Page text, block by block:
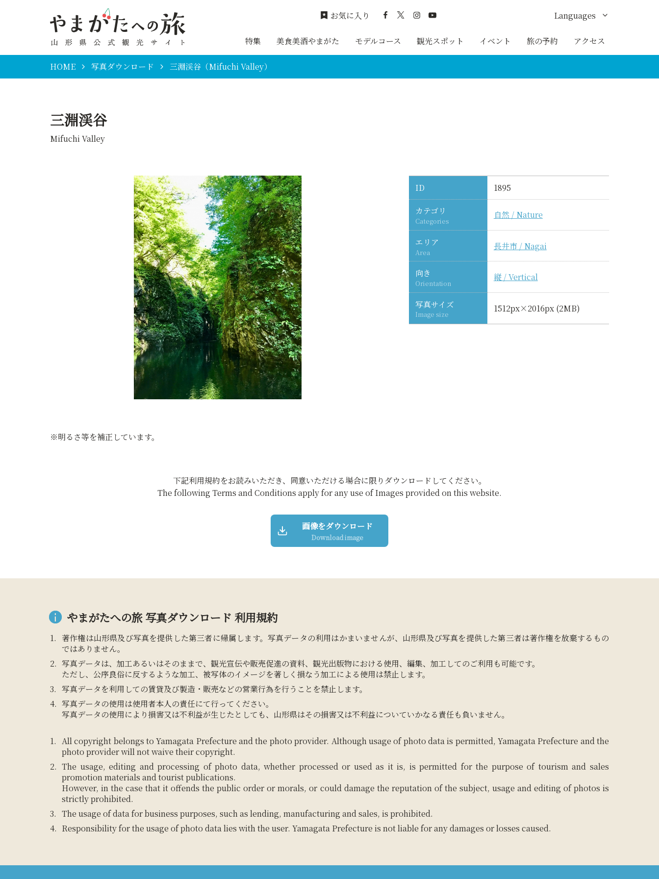
特集 美食美酒やまがた モデルコース 観光スポット イベント 旅の予約 アクセス
お気に入り Languages
English
HOME 写真ダウンロード 三淵渓谷（Mifuchi Valley）
三淵渓谷
Mifuchi Valley
ID 1895
カテゴリ
Categories
自然 / Nature
エリア
Area
長井市 / Nagai
向き
Orientation
縦 / Vertical
写真サイズ
Image size
1512px×2016px (2MB)
※明るさ等を補正しています。
下記利用規約をお読みいただき、同意いただける場合に限りダウンロードしてください。
The following Terms and Conditions apply for any use of Images provided on this website.
画像をダウンロード
Download image
やまがたへの旅 写真ダウンロード 利用規約
著作権は山形県及び写真を提供した第三者に帰属します。写真データの利用はかまいませんが、山形県及び写真を提供した第三者は著作権を放棄するもの
ではありません。
写真データは、加工あるいはそのままで、観光宣伝や販売促進の資料、観光出版物における使用、編集、加工してのご利用も可能です。
ただし、公序良俗に反するような加工、被写体のイメージを著しく損なう加工による使用は禁止します。
写真データを利用しての賃貸及び製造・販売などの営業行為を行うことを禁止します。
写真データの使用は使用者本人の責任にて行ってください。
写真データの使用により損害又は不利益が生じたとしても、山形県はその損害又は不利益についていかなる責任も負いません。
All copyright belongs to Yamagata Prefecture and the photo provider. Although usage of photo data is permitted, Yamagata Prefecture and the
photo provider will not waive their copyright.
The usage, editing and processing of photo data, whether processed or used as it is, is permitted for the purpose of tourism and sales
promotion materials and tourist publications.
However, in the case that it offends the public order or morals, or could damage the reputation of the subject, usage and editing of photos is
strictly prohibited.
The usage of data for business purposes, such as lending, manufacturing and sales, is prohibited.
Responsibility for the usage of photo data lies with the user. Yamagata Prefecture is not liable for any damages or losses caused.